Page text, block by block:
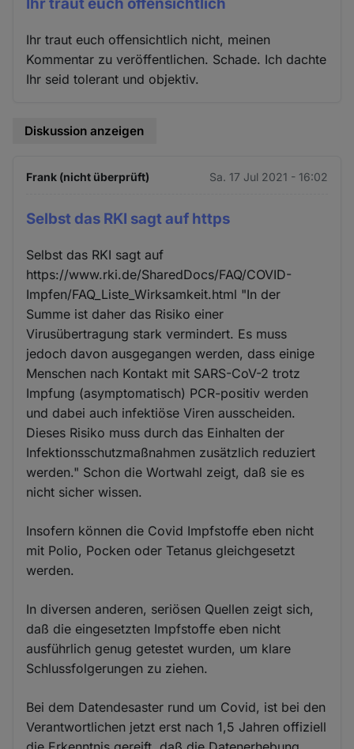
Ihr traut euch offensichtlich
Ihr traut euch offensichtlich nicht, meinen
Kommentar zu veröffentlichen. Schade. Ich dachte
Ihr seid tolerant und objektiv.
Diskussion anzeigen
Frank (nicht überprüft) Sa. 17 Jul 2021 - 16:02
Selbst das RKI sagt auf https
Selbst das RKI sagt auf
https://www.rki.de/SharedDocs/FAQ/COVID-
Impfen/FAQ_Liste_Wirksamkeit.html "In der
Summe ist daher das Risiko einer
Virusübertragung stark vermindert. Es muss
jedoch davon ausgegangen werden, dass einige
Menschen nach Kontakt mit SARS-CoV-2 trotz
Impfung (asymptomatisch) PCR-positiv werden
und dabei auch infektiöse Viren ausscheiden.
Dieses Risiko muss durch das Einhalten der
Infektionsschutzmaßnahmen zusätzlich reduziert
werden." Schon die Wortwahl zeigt, daß sie es
nicht sicher wissen.
Insofern können die Covid Impfstoffe eben nicht
mit Polio, Pocken oder Tetanus gleichgesetzt
werden.
In diversen anderen, seriösen Quellen zeigt sich,
daß die eingesetzten Impfstoffe eben nicht
ausführlich genug getestet wurden, um klare
Schlussfolgerungen zu ziehen.
Bei dem Datendesaster rund um Covid, ist bei den
Verantwortlichen jetzt erst nach 1,5 Jahren offiziell